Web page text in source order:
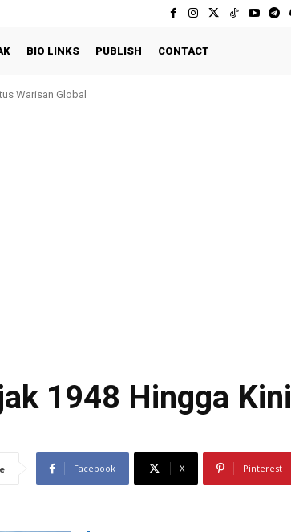
BIO LINKS PUBLISH CONTACT
Global
1948 Hingga Kini
Facebook X Pinterest